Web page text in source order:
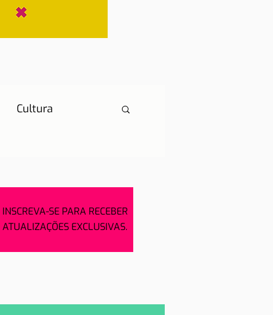
Cultura
Notícias
INSCREVA-SE PARA RECEBER
ATUALIZAÇÕES EXCLUSIVAS.